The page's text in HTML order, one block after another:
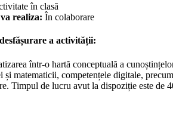
în clasă
realiza: În colaborare
a activității:
într-o hartă conceptuală a
matematicii, competențele digitale,
Timpul de lucru avut la dispoziție este de